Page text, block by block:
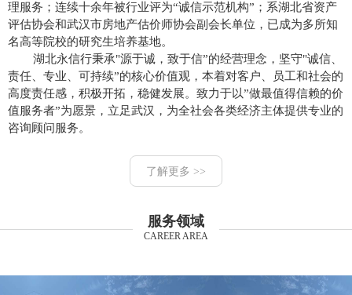
理服务；连续十余年被行业评为“诚信示范机构”；系湖北省资产
评估协会和武汉市房地产估价师协会副会长单位，已成为多所知
名高等院校的研究生培养基地。
湖北永信行秉承"源于诚，致于信”的经营理念，坚守"诚信、
责任、专业、可持续”的核心价值观，本着对客户、员工和社会的
高度责任感，积极开拓，稳健发展。致力于以”做最值得信赖的价
值服务者”为愿景，立足武汉，为全社会各类经济主体提供专业的
咨询顾问服务。
了解更多 >>
服务领域
CAREER AREA